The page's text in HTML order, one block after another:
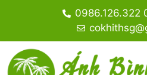
0986.126.322